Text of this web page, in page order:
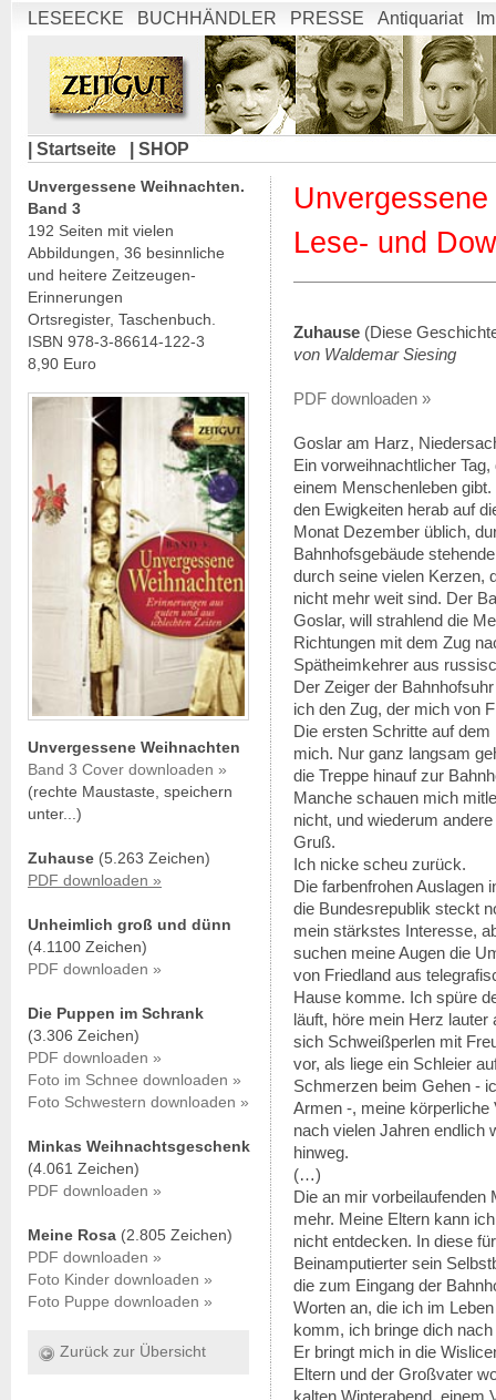
LESEECKE BUCHHÄNDLER PRESSE Antiquariat
| Startseite | SHOP
Unvergessene Weihnachten.
Band 3
192 Seiten mit vielen
Abbildungen, 36 besinnliche
und heitere Zeitzeugen-
Erinnerungen
Ortsregister, Taschenbuch.
ISBN 978-3-86614-122-3
8,90 Euro
Unvergessene Weihnachten
Band 3 Cover downloaden »
(rechte Maustaste, speichern
unter...)
Zuhause (5.263 Zeichen)
PDF downloaden »
Unheimlich groß und dünn
(4.1100 Zeichen)
PDF downloaden »
Die Puppen im Schrank
(3.306 Zeichen)
PDF downloaden »
Foto im Schnee downloaden »
Foto Schwestern downloaden »
Minkas Weihnachtsgeschenk
(4.061 Zeichen)
PDF downloaden »
Meine Rosa (2.805 Zeichen)
PDF downloaden »
Foto Kinder downloaden »
Foto Puppe downloaden »
Zurück zur Übersicht
Lese- und
Zuhause (Diese
von Waldemar Siesing
PDF downloaden »
Goslar am Harz,
Ein vorweihnachtlicher
einem Menschenleben
den Ewigkeiten herab auf
Monat Dezember üblich,
Bahnhofsgebäude
durch seine vielen Kerzen,
nicht mehr weit sind. Der
Goslar, will strahlend die
Richtungen mit dem Zug
Spätheimkehrer aus
Der Zeiger der
ich den Zug, der mich von
Die ersten Schritte auf
mich. Nur ganz langsam
die Treppe hinauf zur
Manche schauen mich
nicht, und wiederum
Gruß.
Ich nicke scheu zurück.
Die farbenfrohen Auslagen
die Bundesrepublik steckt
mein stärkstes Interesse,
suchen meine Augen die
von Friedland aus
Hause komme. Ich spüre
läuft, höre mein Herz
sich Schweißperlen mit
vor, als liege ein Schleier
Schmerzen beim Gehen -
Armen -, meine
nach vielen Jahren endlich
hinweg.
(…)
Die an mir
mehr. Meine Eltern kann
nicht entdecken. In diese
Beinamputierter sein
die zum Eingang der
Worten an, die ich im
komm, ich bringe dich
Er bringt mich in die
Eltern und der Großvater
kalten Winterabend, einem